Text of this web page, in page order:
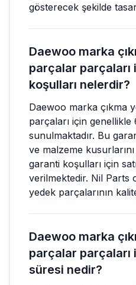
gösterecek şekilde
Daewoo marka
parçalar parçaları
koşulları nelerdir?
Daewoo marka çıkma
parçaları için genellikle
sunulmaktadır. Bu
ve malzeme
garanti koşulları için
verilmektedir. Nil Parts
yedek parçalarının
Daewoo marka
parçalar
süresi nedir?